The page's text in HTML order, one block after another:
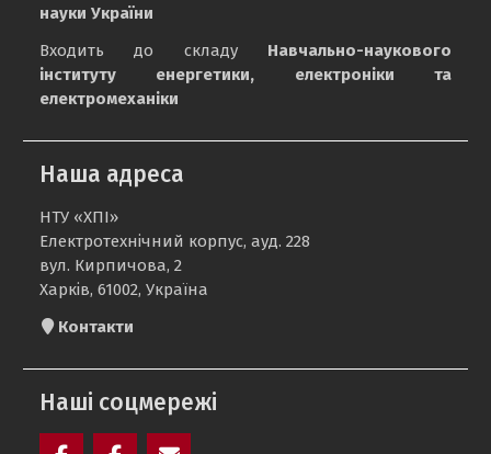
науки України
Входить до складу Навчально-наукового
інституту енергетики, електроніки та
електромеханіки
Наша адреса
НТУ «ХПІ»
Електротехнічний корпус, ауд. 228
вул. Кирпичова, 2
Харків, 61002, Україна
Контакти
Наші соцмережі